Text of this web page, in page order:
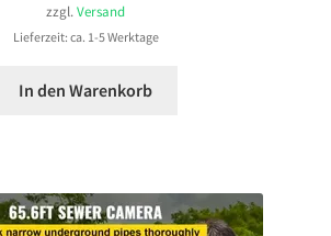
zzgl. Versand
Lieferzeit: ca. 1-5 Werktage
In den Warenkorb